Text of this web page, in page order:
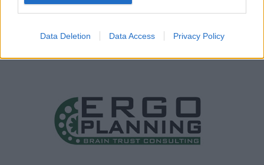
Data Deletion Data Access Privacy Policy